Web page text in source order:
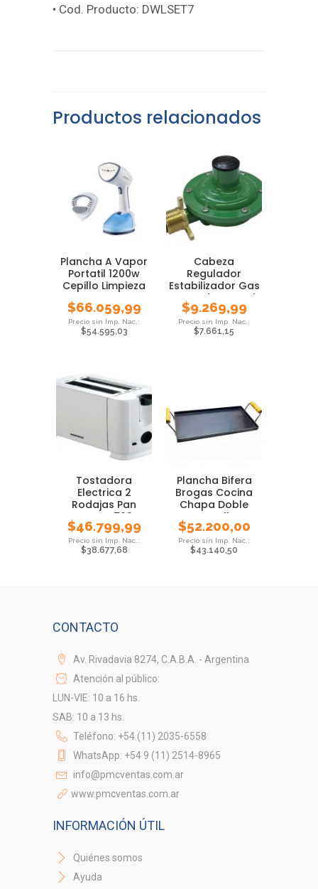
• Cod. Producto: DWLSET7
Productos relacionados
Plancha A Vapor
Portatil 1200w
Cepillo Limpieza
$66.059,99
$54.595,03
Cabeza
Regulador
Estabilizador Gas
Envasado Garrafa
10 Kg
$9.269,99
$7.661,15
Tostadora
Electrica 2
Rodajas Pan
Daewoo 700w
$46.799,99
$38.677,68
Plancha Bifera
Brogas Cocina
Chapa Doble
Hornalla
$52.200,00
$43.140,50
CONTACTO
Av. Rivadavia 8274, C.A.B.A. - Argentina
Atención al público:
LUN-VIE: 10 a 16 hs.
SAB: 10 a 13 hs.
Teléfono: +54 (11) 2035-6558
WhatsApp: +54 9 (11) 2514-8965
info@pmcventas.com.ar
www.pmcventas.com.ar
INFORMACIÓN ÚTIL
Quiénes somos
Ayuda